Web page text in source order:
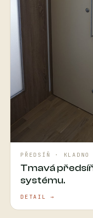
PŘEDSÍŇ · KLADNO
Tmavá
systému.
DETAIL →